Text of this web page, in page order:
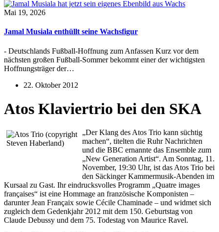
Mai 19, 2026
Jamal Musiala enthüllt seine Wachsfigur
- Deutschlands Fußball-Hoffnung zum Anfassen Kurz vor dem
nächsten großen Fußball-Sommer bekommt einer der wichtigsten
Hoffnungsträger der…
22. Oktober 2012
Atos Klaviertrio bei den SKA
„Der Klang des Atos Trio kann süchtig
machen“, titelten die Ruhr Nachrichten
und die BBC ernannte das Ensemble zum
„New Generation Artist“. Am Sonntag, 11.
November, 19:30 Uhr, ist das Atos Trio bei
den Säckinger Kammermusik-Abenden im
Kursaal zu Gast. Ihr eindrucksvolles Programm „Quatre images
françaises“ ist eine Hommage an französische Komponisten –
darunter Jean Françaix sowie Cécile Chaminade – und widmet sich
zugleich dem Gedenkjahr 2012 mit dem 150. Geburtstag von
Claude Debussy und dem 75. Todestag von Maurice Ravel.